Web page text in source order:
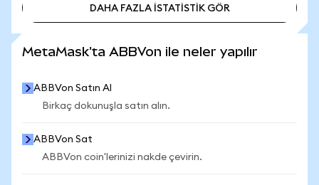
DAHA FAZLA İSTATİSTİK GÖR
MetaMask'ta ABBVon ile neler yapılır
ABBVon Satın Al
Birkaç dokunuşla satın alın.
ABBVon Sat
ABBVon coin'lerinizi nakde çevirin.